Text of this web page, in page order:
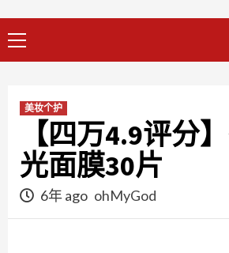
Menu
美妆个护
【四万4.9评分
光面膜30片
6年 ago ohMyGod